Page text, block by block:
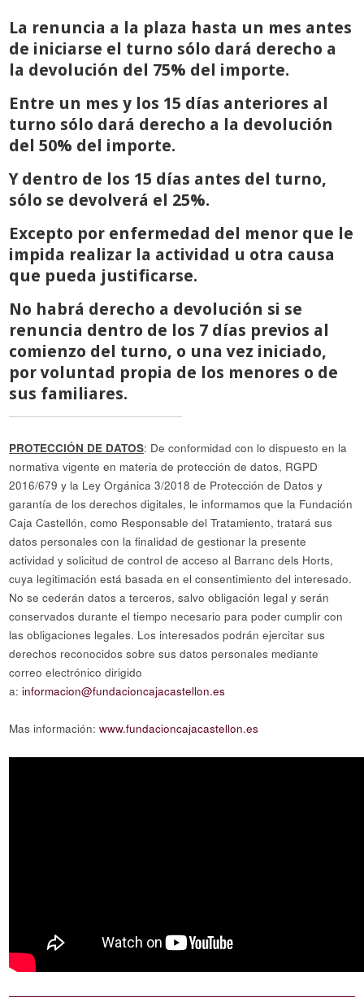
La renuncia a la plaza hasta un mes antes
de iniciarse el turno sólo dará derecho a
la devolución del 75% del importe.
Entre un mes y los 15 días anteriores al
turno sólo dará derecho a la devolución
del 50% del importe.
Y dentro de los 15 días antes del turno,
sólo se devolverá el 25%.
Excepto por enfermedad del menor que le
impida realizar la actividad u otra causa
que pueda justificarse.
No habrá derecho a devolución si se
renuncia dentro de los 7 días previos al
comienzo del turno, o una vez iniciado,
por voluntad propia de los menores o de
sus familiares.
PROTECCIÓN DE DATOS: De conformidad con lo dispuesto en la
normativa vigente en materia de protección de datos, RGPD
2016/679 y la Ley Orgánica 3/2018 de Protección de Datos y
garantía de los derechos digitales, le informamos que la Fundación
Caja Castellón, como Responsable del Tratamiento, tratará sus
datos personales con la finalidad de gestionar la presente
actividad y solicitud de control de acceso al Barranc dels Horts,
cuya legitimación está basada en el consentimiento del interesado.
No se cederán datos a terceros, salvo obligación legal y serán
conservados durante el tiempo necesario para poder cumplir con
las obligaciones legales. Los interesados podrán ejercitar sus
derechos reconocidos sobre sus datos personales mediante
correo electrónico dirigido
a:informacion@fundacioncajacastellon.es
Mas información:www.fundacioncajacastellon.es